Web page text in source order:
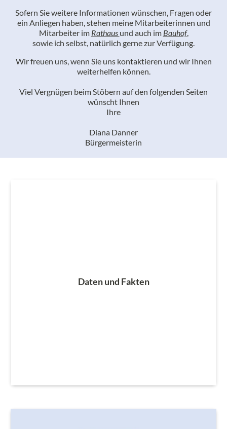
Sofern Sie weitere Informationen wünschen, Fragen oder
ein Anliegen haben, stehen meine Mitarbeiterinnen und
Mitarbeiter im Rathaus und auch im Bauhof,
sowie ich selbst, natürlich gerne zur Verfügung.
Wir freuen uns, wenn Sie uns kontaktieren und wir Ihnen
weiterhelfen können.
Viel Vergnügen beim Stöbern auf den folgenden Seiten
wünscht Ihnen
Ihre
Diana Danner
Bürgermeisterin
Daten und Fakten